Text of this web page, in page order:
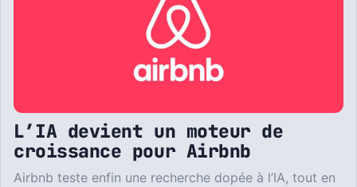
L’IA devient un moteur de
croissance pour Airbnb
Airbnb teste enfin une recherche dopée à l’IA, tout en